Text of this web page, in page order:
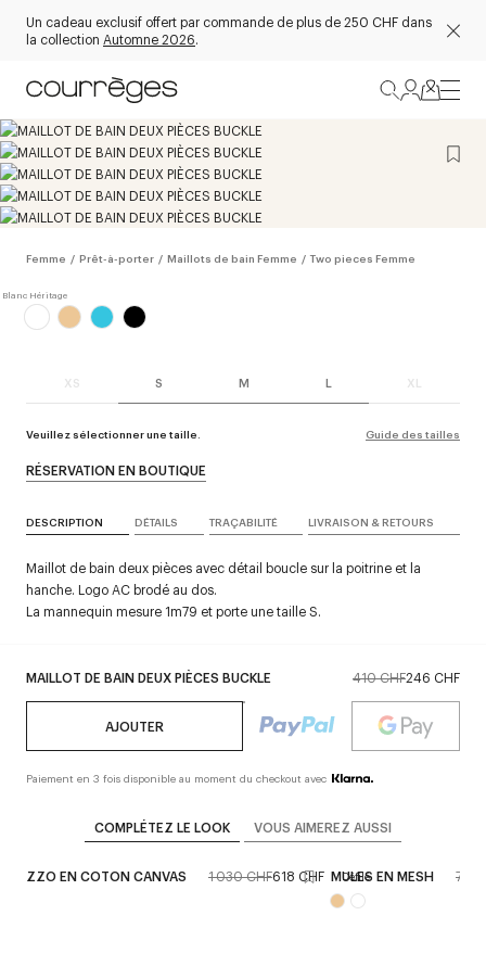
Un cadeau exclusif offert par commande de plus de 250 CHF dans
la collection Automne 2026.
Femme / Prêt-à-porter / Maillots de bain Femme / Two pieces Femme
XS S M L XL
Veuillez sélectionner une taille. Guide des tailles
MAILLOT DE BAIN DEUX PIÈCES BUCKLE 410 CHF246 CHF
AJOUTER
Paiement en 3 fois disponible au moment du checkout avec
RÉSERVATION EN BOUTIQUE
DESCRIPTION DÉTAILS TRAÇABILITÉ LIVRAISON & RETOURS
Maillot de bain deux pièces avec détail boucle sur la poitrine et la
hanche. Logo AC brodé au dos.
La mannequin mesure 1m79 et porte une taille S.
COMPLÉTEZ LE LOOK VOUS AIMEREZ AUSSI
EN COTON CANVAS 1 030 CHF618 CHF Défilé
MULES EN MESH 720